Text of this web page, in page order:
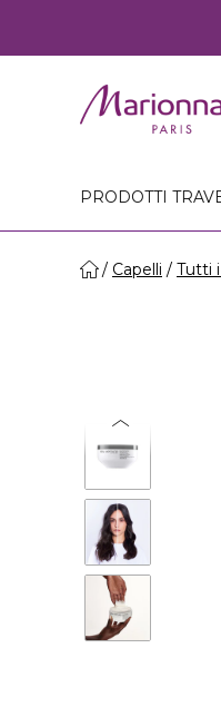
PRODOTTI
Capelli Tutti